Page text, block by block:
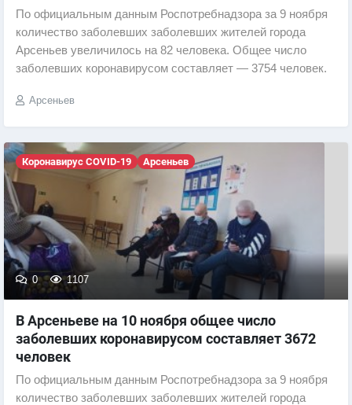
По официальным данным Роспотребнадзора за 9 ноября
количество заболевших заболевших жителей города
Арсеньев увеличилось на 82 человека. Общее число
заболевших коронавирусом составляет — 3754 человек.
Арсеньев
Коронавирус COVID-19 Арсеньев
0 1107
В Арсеньеве на 10 ноября общее число
заболевших коронавирусом составляет 3672
человек
По официальным данным Роспотребнадзора за 9 ноября
количество заболевших заболевших жителей города